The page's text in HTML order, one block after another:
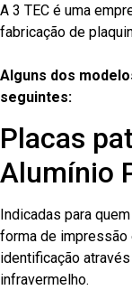
A 3 TEC é uma
fabricação de
Alguns dos
seguintes:
Placas
Alumínio
Indicadas para
forma de impressão
identificação
infravermelho.